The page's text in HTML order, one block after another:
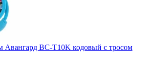
BC-T10K кодовый с тросом